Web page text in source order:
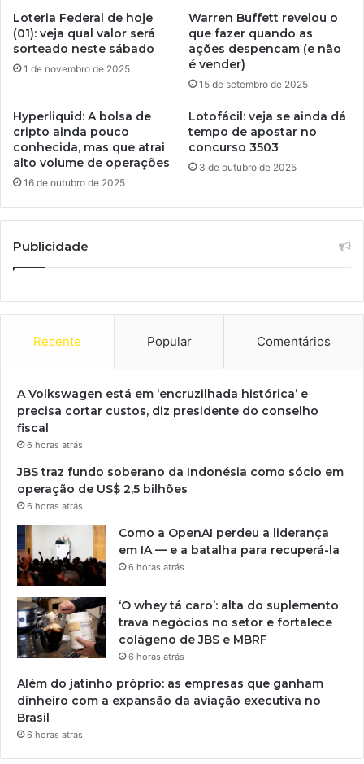
Loteria Federal de hoje
(01): veja qual valor será
sorteado neste sábado
1 de novembro de 2025
Warren Buffett revelou o
que fazer quando as
ações despencam (e não
é vender)
15 de setembro de 2025
Hyperliquid: A bolsa de
cripto ainda pouco
conhecida, mas que atrai
alto volume de operações
16 de outubro de 2025
Lotofácil: veja se ainda dá
tempo de apostar no
concurso 3503
3 de outubro de 2025
Publicidade
Recente Popular Comentários
A Volkswagen está em ‘encruzilhada histórica’ e
precisa cortar custos, diz presidente do conselho
fiscal
6 horas atrás
JBS traz fundo soberano da Indonésia como sócio em
operação de US$ 2,5 bilhões
6 horas atrás
Como a OpenAI perdeu a liderança
em IA — e a batalha para recuperá-la
6 horas atrás
‘O whey tá caro’: alta do suplemento
trava negócios no setor e fortalece
colágeno de JBS e MBRF
6 horas atrás
Além do jatinho próprio: as empresas que ganham
dinheiro com a expansão da aviação executiva no
Brasil
6 horas atrás